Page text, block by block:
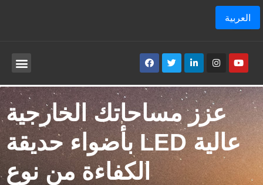
عزز مساحاتك الخارجية
بأضواء حديقة LED عالية
الكفاءة من نوع
العربية